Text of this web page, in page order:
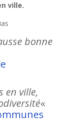
ville.
bonne
en ville,
«